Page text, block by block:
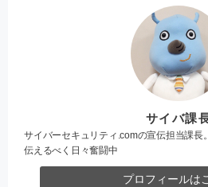
サイバ課
サイバーセキュリティ.comの宣伝担当課長
伝えるべく日々奮闘中
プロフィールは